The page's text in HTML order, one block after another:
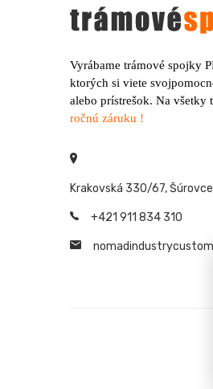
Vyrábame trámové spojky
ktorých si viete
alebo prístrešok. Na všetky
ročnú záruku !
Krakovská 330/67,
+421 911 834 310